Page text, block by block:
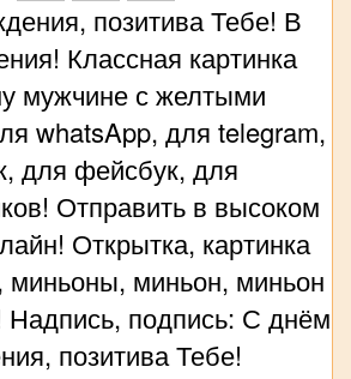
позитива Тебе! В
Классная картинка
мужчине с желтыми
whatsApp, для telegram,
для фейсбук, для
Отправить в высоком
Открытка, картинка
миньоны, миньон, миньон
подпись: С днём
позитива Тебе!